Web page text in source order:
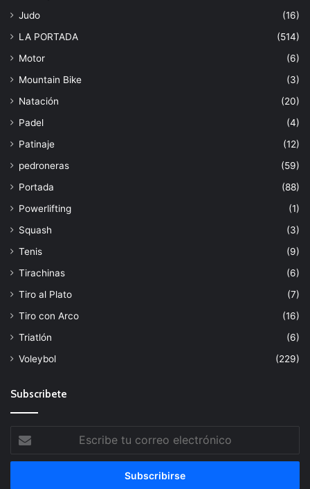
Judo
(16)
LA PORTADA
(514)
Motor
(6)
Mountain Bike
(3)
Natación
(20)
Padel
(4)
Patinaje
(12)
pedroneras
(59)
Portada
(88)
Powerlifting
(1)
Squash
(3)
Tenis
(9)
Tirachinas
(6)
Tiro al Plato
(7)
Tiro con Arco
(16)
Triatlón
(6)
Voleybol
(229)
Subscribete
tu
correo